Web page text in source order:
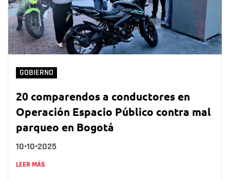
GOBIERNO
20 comparendos a conductores en
Operación Espacio Público contra mal
parqueo en Bogotá
10•10•2025
LEER MÁS